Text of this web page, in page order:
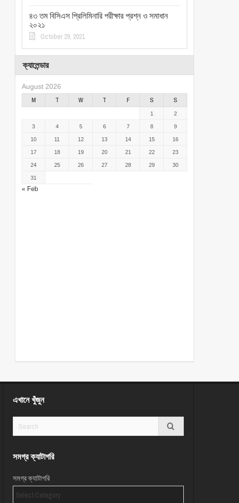
৪৩ তম বিসিএস প্রিলিমিনারি পরীক্ষার প্রশ্ন ও সমাধান
২০২১
October 29, 2021
ক্যালেন্ডার
August 2026
M T W T F S S
« Feb
1 2
3 4 5 6 7 8 9
10 11 12 13 14 15 16
17 18 19 20 21 22 23
24 25 26 27 28 29 30
31
এখানে খুঁজুন
সমগ্র ক্যাটাগরি
সমগ্র ক্যাটাগরি